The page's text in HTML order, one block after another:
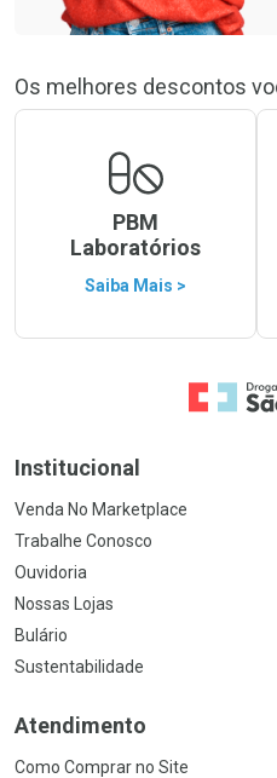
Os melhores descontos
PBM
Laboratórios
Saiba Mais >
Ir para a
Institucional
Venda No Marketplace
Trabalhe Conosco
Ouvidoria
Nossas Lojas
Bulário
Sustentabilidade
Atendimento
Como Comprar no Site